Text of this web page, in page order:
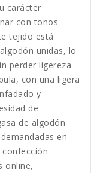
carácter
con tonos
tejido está
unidas, lo
perder ligereza
con una ligera
y
de
de algodón
en
online,